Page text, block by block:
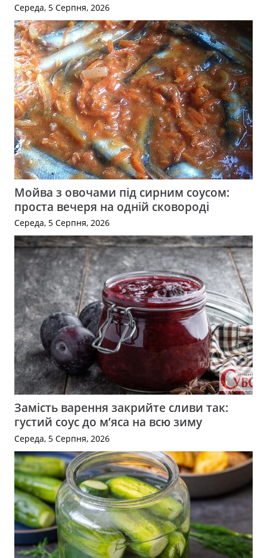
Середа, 5 Серпня, 2026
Мойва з овочами під сирним соусом:
проста вечеря на одній сковороді
Середа, 5 Серпня, 2026
Замість варення закрийте сливи так:
густий соус до м’яса на всю зиму
Середа, 5 Серпня, 2026